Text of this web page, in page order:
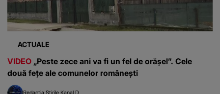
ACTUALE
VIDEO „Peste zece ani va fi un fel de orășel”. Cele
două fețe ale comunelor românești